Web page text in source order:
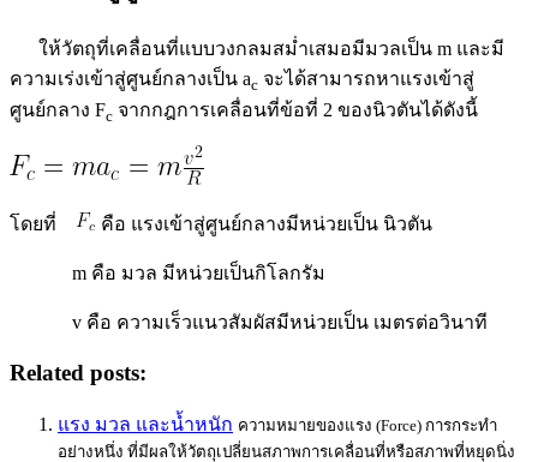
ให้วัตถุที่เคลื่อนที่แบบวงกลมสม่ำเสมอมีมวลเป็น m และมี
ความเร่งเข้าสู่ศูนย์กลางเป็น ac จะได้สามารถหาแรงเข้าสู่
ศูนย์กลาง Fc จากกฎการเคลื่อนที่ข้อที่ 2 ของนิวตันได้ดังนี้
โดยที่ คือ แรงเข้าสู่ศูนย์กลางมีหน่วยเป็น นิวตัน
m คือ มวล มีหน่วยเป็นกิโลกรัม
v คือ ความเร็วแนวสัมผัสมีหน่วยเป็น เมตรต่อวินาที
Related posts:
แรง มวล และน้ำหนัก ความหมายของแรง (Force) การกระทำ
อย่างหนึ่ง ที่มีผลให้วัตถุเปลี่ยนสภาพการเคลื่อนที่หรือสภาพที่หยุดนิ่ง